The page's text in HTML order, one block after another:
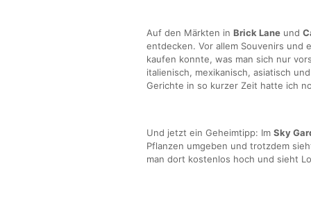
Auf den Märkten in Brick Laneund
entdecken. Vor allem Souvenirs und
kaufen konnte, was man sich nur
italienisch, mexikanisch, asiatisch
Gerichte in so kurzer Zeit hatte ich
Und jetzt ein Geheimtipp: Im Sky
Pflanzen umgeben und trotzdem
man dort kostenlos hoch und sieht